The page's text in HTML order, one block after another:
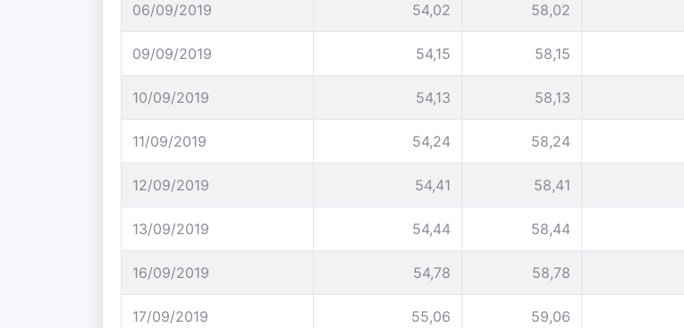
06/09/2019 54,02 58,02
09/09/2019 54,15 58,15
10/09/2019 54,13 58,13
11/09/2019 54,24 58,24
12/09/2019 54,41 58,41
13/09/2019 54,44 58,44
16/09/2019 54,78 58,78
17/09/2019 55,06 59,06